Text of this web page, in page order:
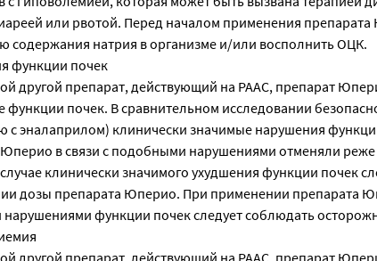
или рвотой. Перед началом применения препарата
содержания натрия в организме и/или восполнить ОЦК.
функции почек
другой препарат, действующий на РААС, препарат
функции почек. В сравнительном исследовании
с эналаприлом) клинически значимые нарушения
в связи с подобными нарушениями отменяли реже
клинически значимого ухудшения функции почек
дозы препарата Юперио. При применении препарата
функции почек следует соблюдать
другой препарат, действующий на РААС, препарат